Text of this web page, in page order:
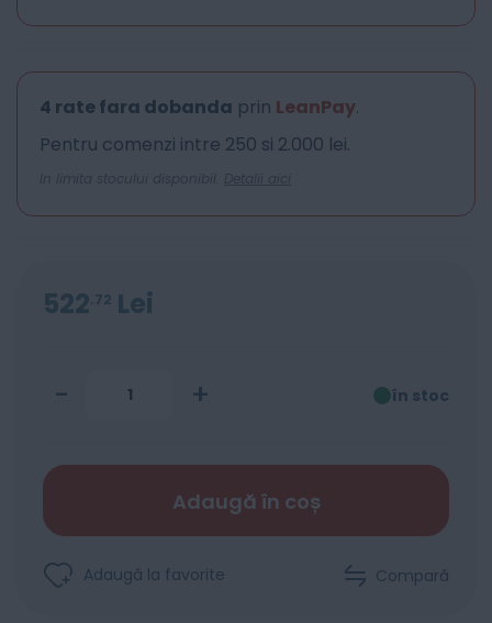
4 rate fara dobanda prin LeanPay.
Pentru comenzi intre 250 si 2.000 lei.
In limita stocului disponibil. Detalii aici
522 72 Lei
- + în stoc
Adaugă în coș
Adaugă la favorite Compară